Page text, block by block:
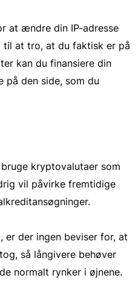
at ændre din IP-adresse
at tro, at du faktisk er på
kan du finansiere din
på den side, som du
kryptovalutaer som
vil påvirke fremtidige
er der ingen beviser for, at
så långivere behøver
normalt rynker i øjnene.